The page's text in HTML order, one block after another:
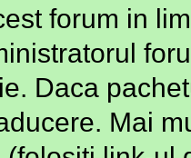
forum in
Daca
Mai